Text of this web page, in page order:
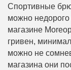
Спортивные
можно недорого
магазине
гривен,
можно не
магазина они